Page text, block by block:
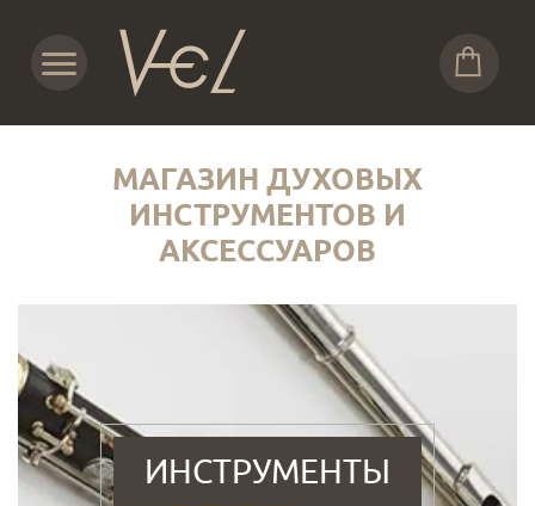
МАГАЗИН ДУХОВЫХ
ИНСТРУМЕНТОВ И
АКСЕССУАРОВ
ИНСТРУМЕНТЫ